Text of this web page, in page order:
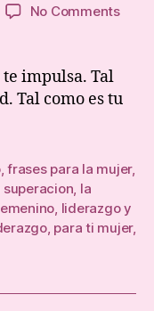
No Commentson
impulsa. Tal
Tal como es tu
,frases para la mujer,
superacion la
liderazgo y
, para ti mujer,